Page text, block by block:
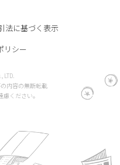
法に基づく表示
リシー
LTD.
内容の無断転載
ください。